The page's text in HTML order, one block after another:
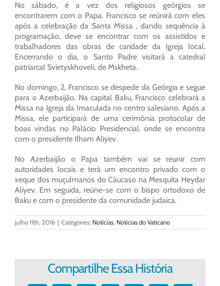
No sábado, é a vez dos religiosos geórgios se
encontrarem com o Papa. Francisco se reúnirá com eles
após a celebração da Santa Missa , dando sequência à
programação, deve se encontrar com os assistidos e
trabalhadores das obras de caridade da Igreja local.
Encerrando o dia, o Santo Padre visitará a catedral
patriarcal Svietyskhoveli, de Mskheta.
No domingo, 2, Francisco se despede da Geórgia e segue
para o Azerbaijão. Na capital Baku, Francisco celebrará a
Missa na Igreja da Imaculada no centro salesiano. Após a
Missa, ele participará de uma cerimônia protocolar de
boas vindas no Palácio Presidencial, onde se encontra
com o presidente Ilham Aliyev.
No Azerbaijão o Papa também vai se reunir com
autoridades locais e terá um encontro privado com o
xeque dos muçulmanos do Cáucaso na Mesquita Heydar
Aliyev. Em seguida, reúne-se com o bispo ortodoxo de
Baku e com o presidente da comunidade judaica.
julho 11th, 2016 | Categories: Notícias, Notícias do Vaticano
Compartilhe Essa História